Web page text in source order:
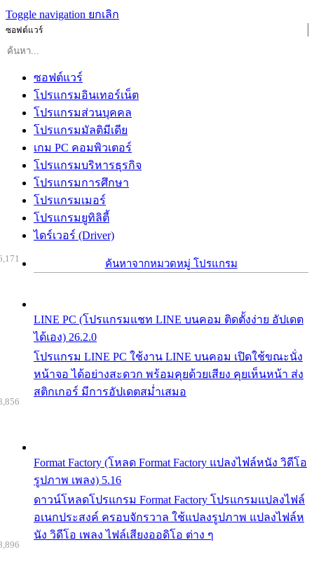
Toggle navigation ยกเลิก
ซอฟต์แวร์
ซอฟต์แวร์
โปรแกรมอินเทอร์เน็ต
โปรแกรมส่วนบุคคล
โปรแกรมมัลติมีเดีย
เกม PC คอมพิวเตอร์
โปรแกรมบริหารธุรกิจ
โปรแกรมการศึกษา
โปรแกรมเมอร์
โปรแกรมยูทิลิตี้
ไดร์เวอร์ (Driver)
ค้นหาจากหมวดหมู่ โปรแกรม
LINE PC (โปรแกรมแชท LINE บนคอม ติดตั้งง่าย อัปเดต
ได้เอง) 26.2.0
โปรแกรม LINE PC ใช้งาน LINE บนคอม เปิดใช้ขณะนั่ง
หน้าจอ ได้อย่างสะดวก พร้อมคุยด้วยเสียง คุยเห็นหน้า ส่ง
สติกเกอร์ มีการอัปเดตสม่ำเสมอ
Format Factory (โหลด Format Factory แปลงไฟล์หนัง วิดีโอ
รูปภาพ เพลง) 5.16
ดาวน์โหลดโปรแกรม Format Factory โปรแกรมแปลงไฟล์
อเนกประสงค์ ครอบจักรวาล ใช้แปลงรูปภาพ แปลงไฟล์ห
นัง วิดีโอ เพลง ไฟล์เสียงออดิโอ ต่าง ๆ